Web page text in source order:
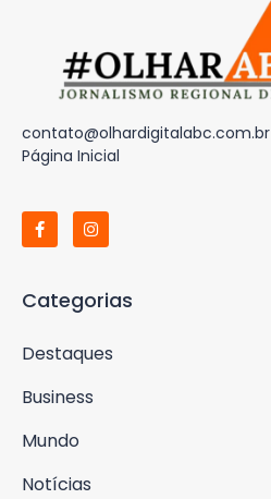
contato@olhardigitalabc.com.br
Página Inicial
Categorias
Destaques
Business
Mundo
Notícias